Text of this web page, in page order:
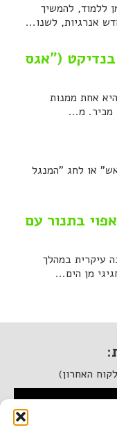
ללמוד, להמשיך
אנרגיות, לשנו...
("אגס
אחת ממנות
מכיר. מ...
או לחג "המנגל
בתנור עם
עיקרית במהלך
מן הים...